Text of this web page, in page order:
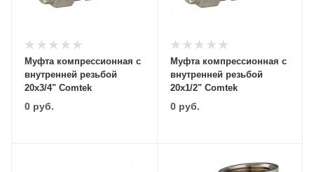
Муфта компрессионная с
внутренней резьбой
20х3/4" Comtek
0 руб.
Муфта компрессионная с
внутренней резьбой
20х1/2" Comtek
0руб.